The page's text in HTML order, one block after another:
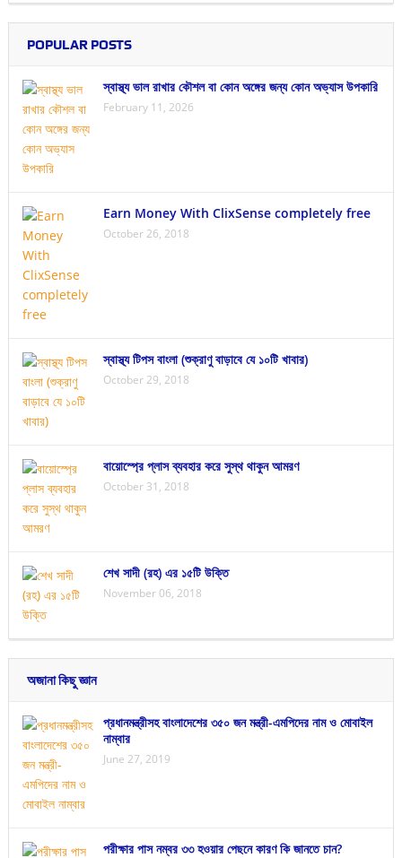
POPULAR POSTS
স্বাস্থ্য ভাল রাখার কৌশল বা কোন অঙ্গের জন্য কোন অভ্যাস উপকারি
February 11, 2026
Earn Money With ClixSense completely free
October 26, 2018
স্বাস্থ্য টিপস বাংলা (শুক্রাণু বাড়াবে যে ১০টি খাবার)
October 29, 2018
বায়োস্প্রে প্লাস ব্যবহার করে সুস্থ থাকুন আমরণ
October 31, 2018
শেখ সাদী (রহ) এর ১৫টি উক্তি
November 06, 2018
অজানা কিছু জ্ঞান
প্রধানমন্ত্রীসহ বাংলাদেশের ৩৫০ জন মন্ত্রী-এমপিদের নাম ও মোবাইল
নাম্বার
June 27, 2019
পরীক্ষার পাস নম্বর ৩৩ হওয়ার পেছনে কারণ কি জানতে চান?